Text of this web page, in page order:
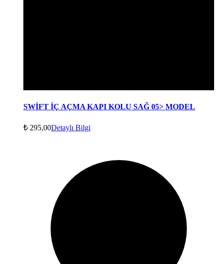
SWİFT İÇ AÇMA KAPI KOLU SAĞ 05> MODEL
₺ 295,00Detaylı Bilgi